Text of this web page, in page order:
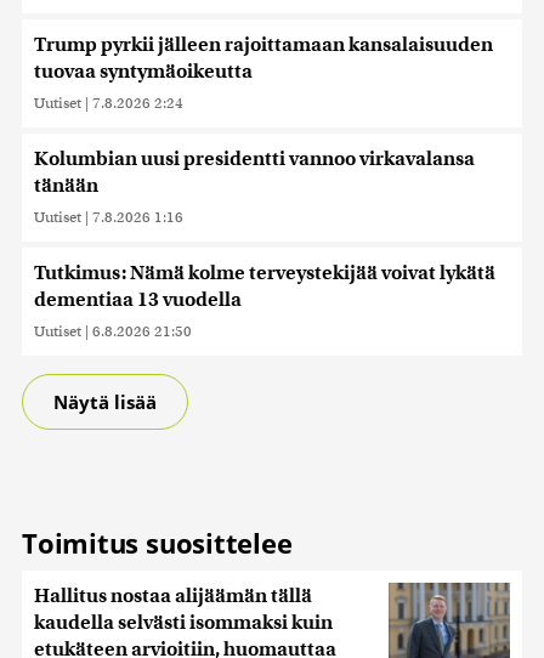
Trump pyrkii jälleen rajoittamaan kansalaisuuden
tuovaa syntymäoikeutta
Uutiset | 7.8.2026 2:24
Kolumbian uusi presidentti vannoo virkavalansa
tänään
Uutiset | 7.8.2026 1:16
Tutkimus: Nämä kolme terveystekijää voivat lykätä
dementiaa 13 vuodella
Uutiset | 6.8.2026 21:50
Näytä lisää
Toimitus suosittelee
Hallitus nostaa alijäämän tällä
kaudella selvästi isommaksi kuin
etukäteen arvioitiin, huomauttaa